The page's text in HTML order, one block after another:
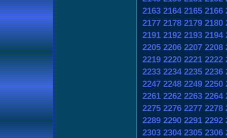
2163 2164 2165 2166
2177 2178 2179 2180
2191 2192 2193 2194
2205 2206 2207 2208
2219 2220 2221 2222
2233 2234 2235 2236
2247 2248 2249 2250
2261 2262 2263 2264
2275 2276 2277 2278
2289 2290 2291 2292
2303 2304 2305 2306